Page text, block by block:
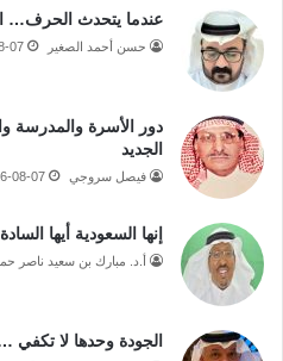
عندما يتحدث الحرف…
حسن أحمد الصغير 07
دور الأسرة والمدرسة
الجديد
فيصل سروجي 08-07
إنها السعودية أيها السادة
أ.د. مبارك بن سعيد ناصر
الجودة وحدها لا تكفي